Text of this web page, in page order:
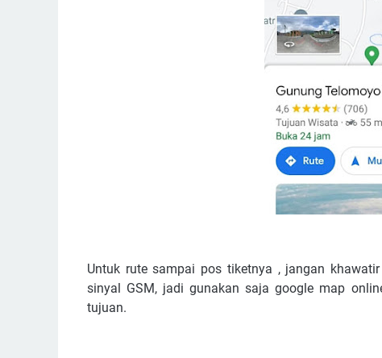
Untuk rute sampai pos tiketnya , jangan
sinyal GSM, jadi gunakan saja google map
tujuan.